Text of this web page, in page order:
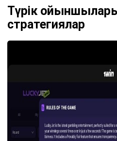
Түрік
стратегиялар